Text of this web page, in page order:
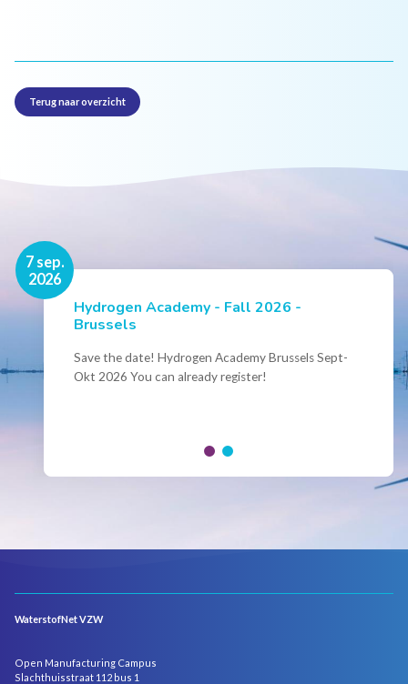
Terug naar overzicht
7 sep.
2026
Hydrogen Academy - Fall 2026 -
Brussels
Save the date! Hydrogen Academy Brussels Sept-
Okt 2026 You can already register!
16 nov.
2026
Events
Conference Belgian Hydrogen Expertise
- Powering International Collaboration
Join us for the annual Conference of the Belgian
WaterstofNet VZW
Open Manufacturing Campus
Slachthuisstraat 112 bus 1